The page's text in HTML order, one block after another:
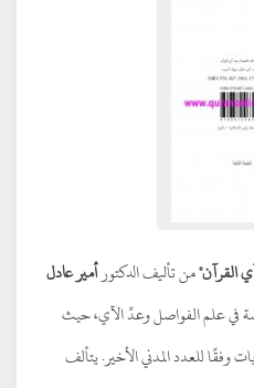
القرآن"من تأليف الدكتورأمير عادل
في علم الفواصل وعدِّ الآي، حيث
للعدد المدني الأخير. يتألف